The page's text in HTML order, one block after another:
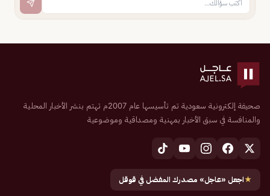
صحيفة إلكترونية سعودية تم تأسيسها عام 2007م تهتم بنشر الأخبار المحلية
والمنافسة في سبق الأخبار بمهنية ومصداقية وموضوعية
★اجعل «عاجل» مصدرك المفضل في قوقل